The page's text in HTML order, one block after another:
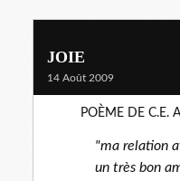
JOIE
14 Août 2009
POÈME DE C.E.
"ma relation
un très bon